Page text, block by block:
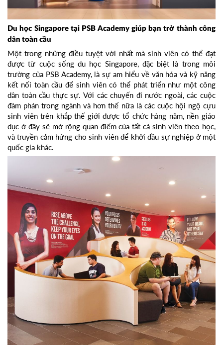
Du học Singapore tại PSB Academy giúp bạn trở thành công
dân toàn cầu
Một trong những điều tuyệt vời nhất mà sinh viên có thể đạt
được từ cuộc sống du học Singapore, đặc biệt là trong môi
trường của PSB Academy, là sự am hiểu về văn hóa và kỹ năng
kết nối toàn cầu để sinh viên có thể phát triển như một công
dân toàn cầu thực sự. Với các chuyến đi nước ngoài, các cuộc
đàm phán trong ngành và hơn thế nữa là các cuộc hội ngộ cựu
sinh viên trên khắp thế giới được tổ chức hàng năm, nền giáo
dục ở đây sẽ mở rộng quan điểm của tất cả sinh viên theo học,
và truyền cảm hứng cho sinh viên để khởi đầu sự nghiệp ở một
quốc gia khác.